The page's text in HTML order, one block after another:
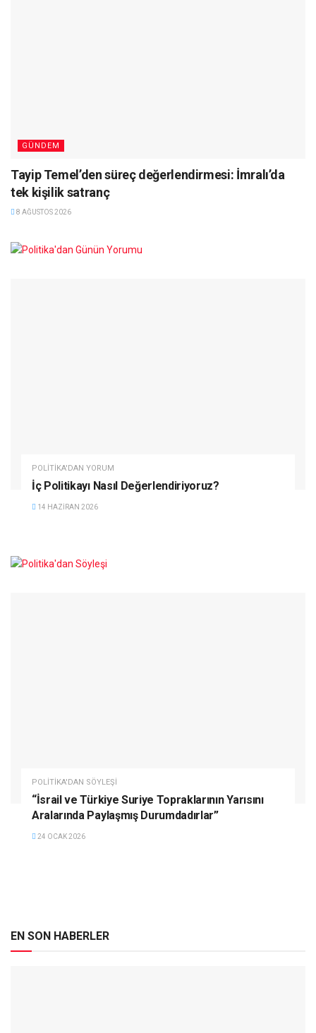
GÜNDEM
Tayip Temel’den süreç değerlendirmesi: İmralı’da
tek kişilik satranç
8 AĞUSTOS 2026
POLITIKA'DAN YORUM
İç Politikayı Nasıl Değerlendiriyoruz?
14 HAZIRAN 2026
POLITIKA'DAN SÖYLEŞI
“İsrail ve Türkiye Suriye Topraklarının Yarısını
Aralarında Paylaşmış Durumdadırlar”
24 OCAK 2026
EN SON HABERLER